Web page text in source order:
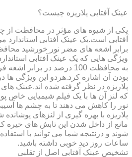
عینک آفتابی پلاریزه چیست؟
یکی از شیوه های مؤثر در محافظت از
آفتابی است.یک عینک آفتابی استاندارد
برابر اشعه های مضر نور خورشید
ویژگی هایی که یک عینک آفتابی
به محافظت 100 درصد در
بودن آن اشاره کرد.هردو این ویژگی ها
پلاریزه در نظر گرفته شده اند.عینک
که لنز آن ها با یک فیلم شیمیایی خاص
نور را کاهش می دهند تا به چشم ها
پلاریزه با بهره گیری از لنزهای
مانع از داخل شدن این تابش های خیره
شوند و درنتیجه شما می توانید با
ساعات روز دید خوبی داشته باشید.
تشخیص عینک آفتابی اصل از تقلبی